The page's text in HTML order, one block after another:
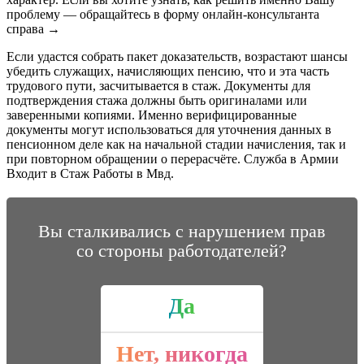
проблему — обращайтесь в форму онлайн-консультанта
справа →
Если удастся собрать пакет доказательств, возрастают шансы
убедить служащих, начисляющих пенсию, что и эта часть
трудового пути, засчитывается в стаж. Документы для
подтверждения стажа должны быть оригиналами или
заверенными копиями. Именно верифицированные
документы могут использоваться для уточнения данных в
пенсионном деле как на начальной стадии начисления, так и
при повторном обращении о перерасчёте. Служба в Армии
Входит в Стаж Работы в Мвд.
Вы сталкивались с нарушением прав
со стороны работодателей?
Да
Нет, никогда